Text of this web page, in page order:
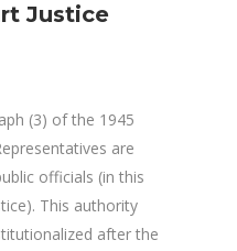
Justice
(3) of the 1945
are
officials (in this
This authority
after the